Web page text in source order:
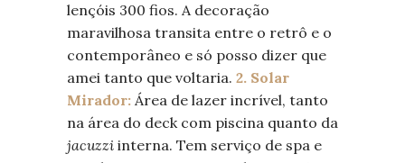
lençóis 300 fios. A decoração
maravilhosa transita entre o retrô e o
contemporâneo e só posso dizer que
amei tanto que voltaria. 2. Solar
Mirador: Área de lazer incrível, tanto
na área do deck com piscina quanto da
jacuzzi interna. Tem serviço de spa e